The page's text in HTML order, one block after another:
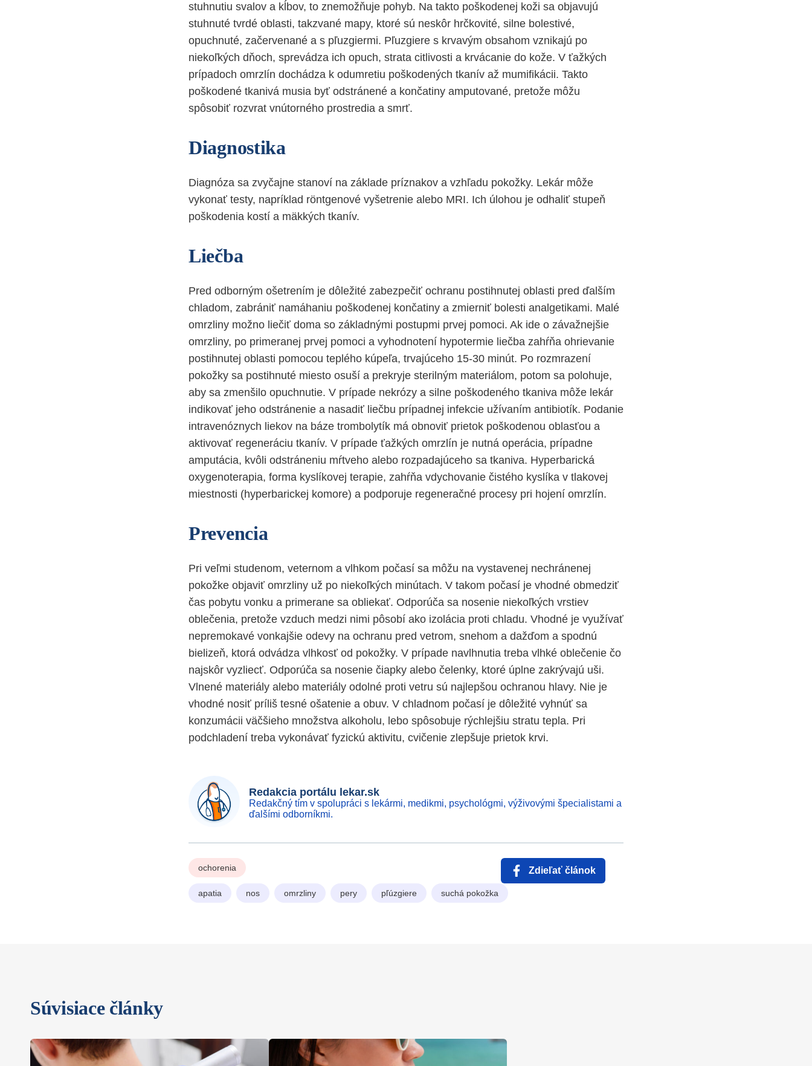
stuhnutiu svalov a kĺbov, to znemožňuje pohyb. Na takto poškodenej koži sa objavujú
stuhnuté tvrdé oblasti, takzvané mapy, ktoré sú neskôr hrčkovité, silne bolestivé,
opuchnuté, začervenané a s pľuzgiermi. Pľuzgiere s krvavým obsahom vznikajú po
niekoľkých dňoch, sprevádza ich opuch, strata citlivosti a krvácanie do kože. V ťažkých
prípadoch omrzlín dochádza k odumretiu poškodených tkanív až mumifikácii. Takto
poškodené tkanivá musia byť odstránené a končatiny amputované, pretože môžu
spôsobiť rozvrat vnútorného prostredia a smrť.
Diagnostika
Diagnóza sa zvyčajne stanoví na základe príznakov a vzhľadu pokožky. Lekár môže
vykonať testy, napríklad röntgenové vyšetrenie alebo MRI. Ich úlohou je odhaliť stupeň
poškodenia kostí a mäkkých tkanív.
Liečba
Pred odborným ošetrením je dôležité zabezpečiť ochranu postihnutej oblasti pred ďalším
chladom, zabrániť namáhaniu poškodenej končatiny a zmierniť bolesti analgetikami. Malé
omrzliny možno liečiť doma so základnými postupmi prvej pomoci. Ak ide o závažnejšie
omrzliny, po primeranej prvej pomoci a vyhodnotení hypotermie liečba zahŕňa ohrievanie
postihnutej oblasti pomocou teplého kúpeľa, trvajúceho 15-30 minút. Po rozmrazení
pokožky sa postihnuté miesto osuší a prekryje sterilným materiálom, potom sa polohuje,
aby sa zmenšilo opuchnutie. V prípade nekrózy a silne poškodeného tkaniva môže lekár
indikovať jeho odstránenie a nasadiť liečbu prípadnej infekcie užívaním antibiotík. Podanie
intravenóznych liekov na báze trombolytík má obnoviť prietok poškodenou oblasťou a
aktivovať regeneráciu tkanív. V prípade ťažkých ​omrzlín je nutná operácia, prípadne
amputácia, kvôli odstráneniu mŕtveho alebo rozpadajúceho sa tkaniva. Hyperbarická
oxygenoterapia, forma kyslíkovej terapie, zahŕňa vdychovanie čistého kyslíka v tlakovej
miestnosti (hyperbarickej komore) a podporuje regeneračné procesy pri hojení omrzlín.
Prevencia
Pri veľmi studenom, veternom a vlhkom počasí sa môžu na vystavenej nechránenej
pokožke objaviť omrzliny už po niekoľkých minútach. V takom počasí je vhodné obmedziť
čas pobytu vonku a primerane sa obliekať. Odporúča sa nosenie niekoľkých vrstiev
oblečenia, pretože vzduch medzi nimi pôsobí ako izolácia proti chladu. Vhodné je využívať
nepremokavé vonkajšie odevy na ochranu pred vetrom, snehom a dažďom a spodnú
bielizeň, ktorá odvádza vlhkosť od pokožky. V prípade navlhnutia treba vlhké oblečenie čo
najskôr vyzliecť. Odporúča sa nosenie čiapky alebo čelenky, ktoré úplne zakrývajú uši.
Vlnené materiály alebo materiály odolné proti vetru sú najlepšou ochranou hlavy. Nie je
vhodné nosiť príliš tesné ošatenie a obuv. V chladnom počasí je dôležité vyhnúť sa
konzumácii väčšieho množstva alkoholu, lebo spôsobuje rýchlejšiu stratu tepla. Pri
podchladení treba vykonávať fyzickú aktivitu, cvičenie zlepšuje prietok krvi.
Redakcia portálu lekar.sk
Redakčný tím v spolupráci s lekármi, medikmi, psychológmi, výživovými špecialistami a
ďalšími odborníkmi.
ochorenia Zdieľať článok
apatia nos omrzliny pery pľúzgiere suchá pokožka
Súvisiace články